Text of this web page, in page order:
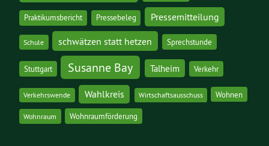
Praktikumsbericht Pressebeleg Pressemitteilung
Schule schwätzen statt hetzen Sprechstunde
Stuttgart Susanne Bay Talheim Verkehr
Verkehrswende Wahlkreis Wirtschaftsausschuss Wohnen
Wohnraum Wohnraumförderung